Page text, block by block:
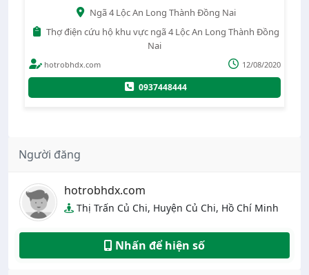
Ngã 4 Lộc An Long Thành Đồng Nai
Nai
hotrobhdx.com 12/08/2020
0937448444
Người đăng
hotrobhdx.com
Thị Trấn Củ Chi, Huyện Củ Chi, Hồ Chí Minh
Nhấn để hiện số